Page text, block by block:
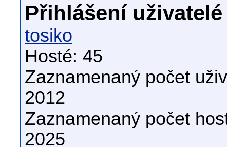
Přihlášení uživatelé
tosiko
Hosté: 45
Zaznamenaný počet
2012
Zaznamenaný počet
2025